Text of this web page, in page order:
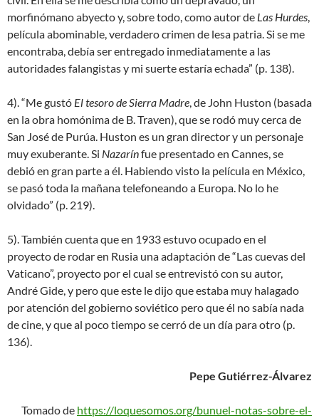
morfinómano abyecto y, sobre todo, como autor de Las Hurdes,
película abominable, verdadero crimen de lesa patria. Si se me
encontraba, debía ser entregado inmediatamente a las
autoridades falangistas y mi suerte estaría echada” (p. 138).
4). “Me gustó El tesoro de Sierra Madre, de John Huston (basada
en la obra homónima de B. Traven), que se rodó muy cerca de
San José de Purúa. Huston es un gran director y un personaje
muy exuberante. Si Nazarínfue presentado en Cannes, se
debió en gran parte a él. Habiendo visto la película en México,
se pasó toda la mañana telefoneando a Europa. No lo he
olvidado” (p. 219).
5). También cuenta que en 1933 estuvo ocupado en el
proyecto de rodar en Rusia una adaptación de “Las cuevas del
Vaticano”, proyecto por el cual se entrevistó con su autor,
André Gide, y pero que este le dijo que estaba muy halagado
por atención del gobierno soviético pero que él no sabía nada
de cine, y que al poco tiempo se cerró de un día para otro (p.
136).
Pepe Gutiérrez-Álvarez
Tomado de https://loquesomos.org/bunuel-notas-sobre-el-